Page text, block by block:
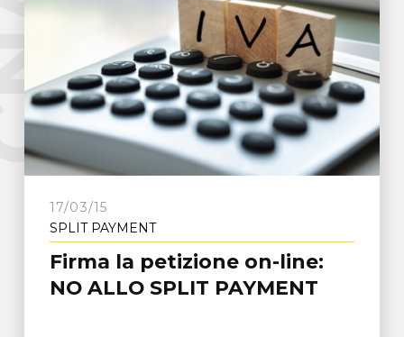
17/03/15
SPLIT PAYMENT
Firma la petizione on-line:
NO ALLO SPLIT PAYMENT